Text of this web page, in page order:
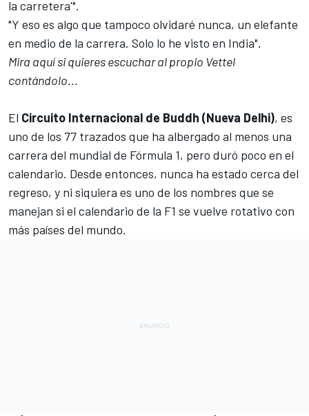
la carretera'".
"Y eso es algo que tampoco olvidaré nunca, un elefante
en medio de la carrera. Solo lo he visto en India".
Mira aquí si quieres escuchar al propio Vettel
contándolo...
El Circuito Internacional de Buddh (Nueva Delhi), es
uno de los 77 trazados que ha albergado al menos una
carrera del mundial de Fórmula 1, pero duró poco en el
calendario. Desde entonces, nunca ha estado cerca del
regreso, y ni siquiera es uno de los nombres que se
manejan si el calendario de la F1 se vuelve rotativo con
más países del mundo.